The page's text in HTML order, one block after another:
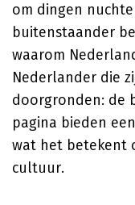
om dingen
buitenstaander
waarom
Nederlander die
doorgronden: de
pagina bieden
wat het betekent
cultuur.